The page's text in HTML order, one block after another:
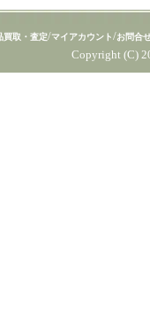
買取・査定/マイアカウント/お問合
Copyright (C)